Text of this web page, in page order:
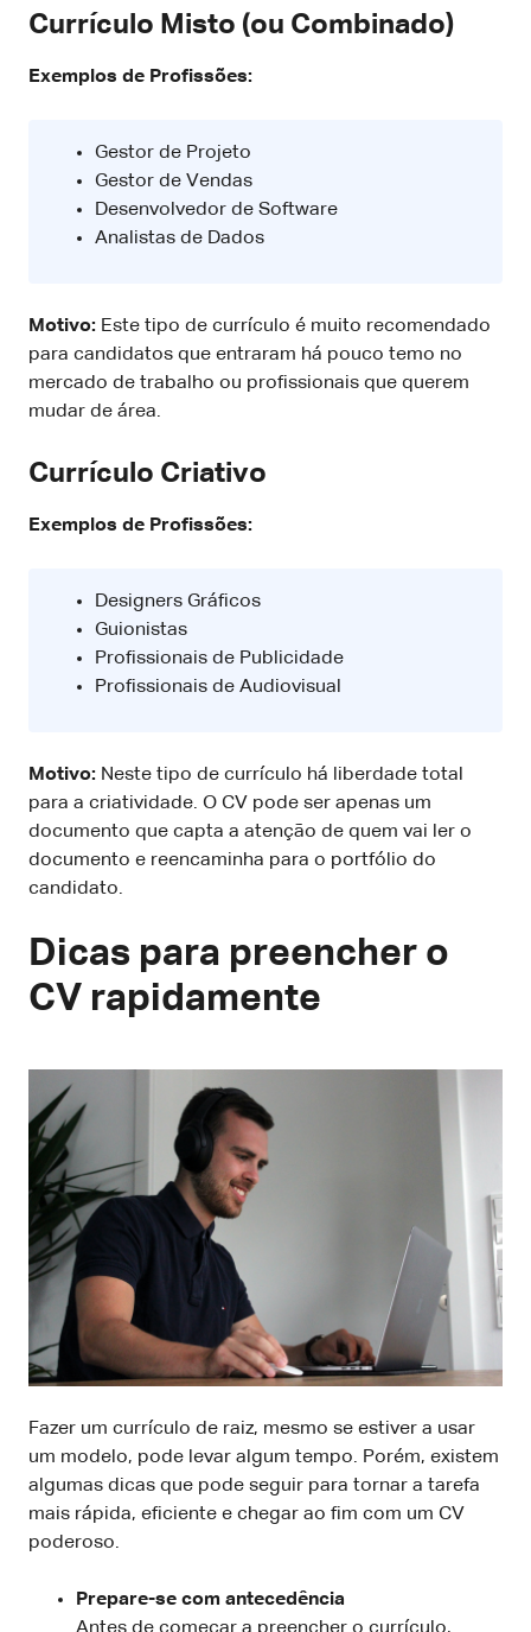
Currículo Misto (ou Combinado)
Exemplos de Profissões:
Gestor de Projeto
Gestor de Vendas
Desenvolvedor de Software
Analistas de Dados
Motivo: Este tipo de currículo é muito recomendado
para candidatos que entraram há pouco temo no
mercado de trabalho ou profissionais que querem
mudar de área.
Currículo Criativo
Exemplos de Profissões:
Designers Gráficos
Guionistas
Profissionais de Publicidade
Profissionais de Audiovisual
Motivo: Neste tipo de currículo há liberdade total
para a criatividade. O CV pode ser apenas um
documento que capta a atenção de quem vai ler o
documento e reencaminha para o portfólio do
candidato.
Dicas para preencher o
CV rapidamente
Fazer um currículo de raiz, mesmo se estiver a usar
um modelo, pode levar algum tempo. Porém, existem
algumas dicas que pode seguir para tornar a tarefa
mais rápida, eficiente e chegar ao fim com um CV
poderoso.
Prepare-se com antecedência